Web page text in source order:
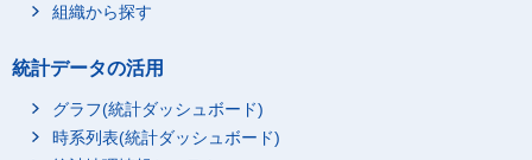
組織から探す
統計データの活用
グラフ(統計ダッシュボード)
時系列表(統計ダッシュボード)